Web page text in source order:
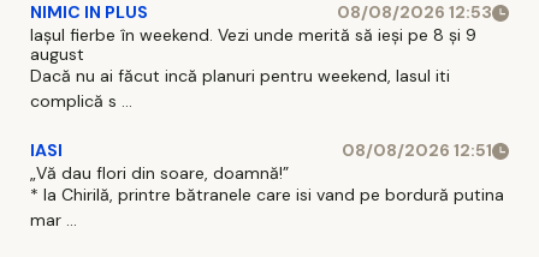
NIMIC IN PLUS
08/08/2026 12:53
Iașul fierbe în weekend. Vezi unde merită să ieși pe 8 și 9
august
Dacă nu ai făcut incă planuri pentru weekend, Iasul iti
complică s ...
IASI
08/08/2026 12:51
„Vă dau flori din soare, doamnă!”
* la Chirilă, printre bătranele care isi vand pe bordură putina
mar ...